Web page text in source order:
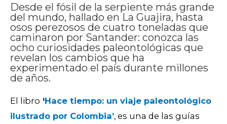
Desde el fósil de la serpiente más grande
del mundo, hallado en La Guajira, hasta
osos perezosos de cuatro toneladas que
caminaron por Santander: conozca las
ocho curiosidades paleontológicas que
revelan los cambios que ha
experimentado el país durante millones
de años.
El libro ‘Hace tiempo: un viaje paleontológico
ilustrado por Colombia’, es una de las guías